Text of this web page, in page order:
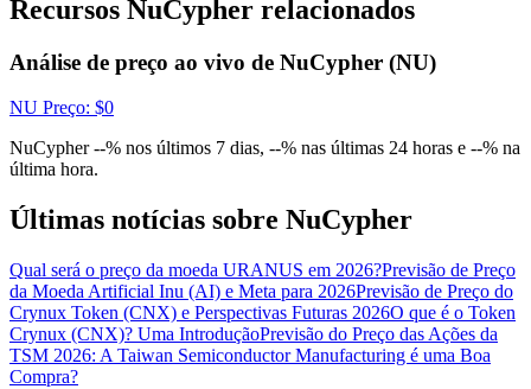
Conecte-seInscrever-se
Recursos NuCypher relacionados
Análise de preço ao vivo de NuCypher (NU)
NU Preço: $0
NuCypher --% nos últimos 7 dias, --% nas últimas 24 horas e --% na
última hora.
Últimas notícias sobre NuCypher
Qual será o preço da moeda URANUS em 2026?Previsão de Preço
da Moeda Artificial Inu (AI) e Meta para 2026Previsão de Preço do
Crynux Token (CNX) e Perspectivas Futuras 2026O que é o Token
Crynux (CNX)? Uma IntroduçãoPrevisão do Preço das Ações da
TSM 2026: A Taiwan Semiconductor Manufacturing é uma Boa
Compra?